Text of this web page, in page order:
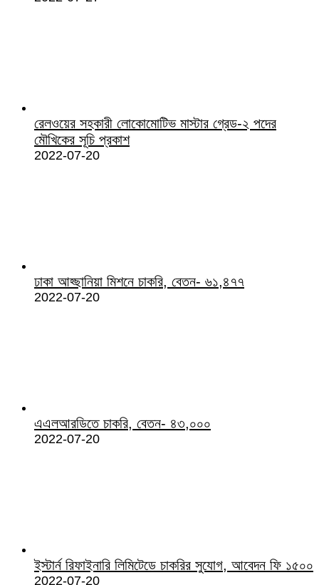
রেলওয়ের সহকারী লোকোমোটিভ মাস্টার গ্রেড-২ পদের
মৌখিকের সূচি প্রকাশ
2022-07-20
ঢাকা আহ্ছানিয়া মিশনে চাকরি, বেতন- ৬১,৪৭৭
2022-07-20
এএলআরডিতে চাকরি, বেতন- ৪৩,০০০
2022-07-20
ইস্টার্ন রিফাইনারি লিমিটেডে চাকরির সুযোগ, আবেদন ফি ১৫০০
2022-07-20